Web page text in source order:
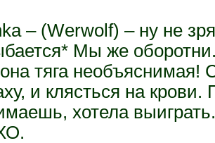
– (Werwolf) – ну не
Мы же
тяга необъяснимая!
и клясться на
хотела